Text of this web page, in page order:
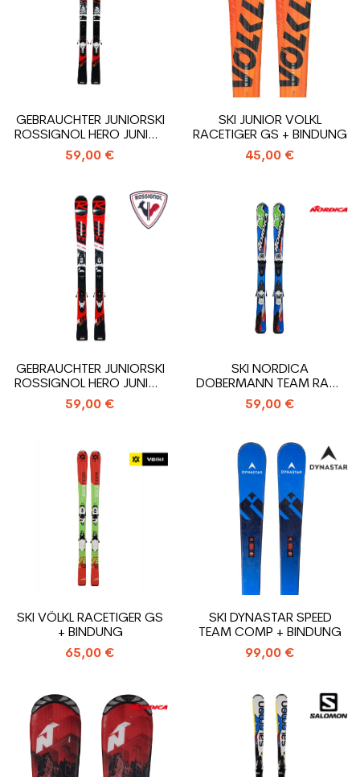
GEBRAUCHTER JUNIORSKI
ROSSIGNOL HERO JUNIOR
PRO...
59,00 €
SKI JUNIOR VOLKL
RACETIGER GS + BINDUNG
45,00 €
GEBRAUCHTER JUNIORSKI
ROSSIGNOL HERO JUNIOR
PRO...
59,00 €
SKI NORDICA
DOBERMANN TEAM RACE
J + BINDUNG
59,00 €
SKI VÖLKL RACETIGER GS
+ BINDUNG
65,00 €
SKI DYNASTAR SPEED
TEAM COMP + BINDUNG
99,00 €